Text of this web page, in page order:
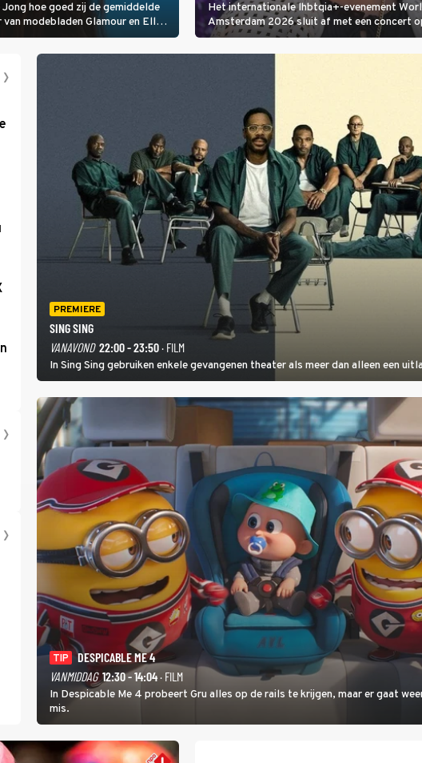
hoe goed zij de gemiddelde
modebladen Glamour en Elle
en Marc-Marie Huijbregts.
Het internationale lhbtqia+-evenement
Amsterdam 2026 sluit af met een concert
Amsterdamse Museumplein. Anita Doth is
optredende artiesten. In de jaren 90
PREMIERE
SING SING
VANAVOND 22:00 - 23:50· FILM
In Sing Sing gebruiken enkele gevangenen theater als meer dan alleen een
TIP
DESPICABLE ME 4
VANMIDDAG 12:30 - 14:04· FILM
In Despicable Me 4 probeert Gru alles op de rails te krijgen, maar er gaat
mis.